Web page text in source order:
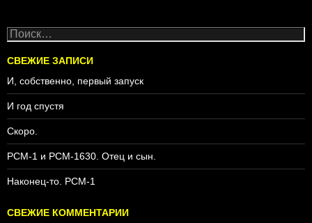
Н
й
и
:
СВЕЖИЕ ЗАПИСИ
И, собственно, первый запуск
И год спустя
Скоро.
PCM-1 и PCM-1630. Отец и сын.
Наконец-то. PCM-1
СВЕЖИЕ КОММЕНТАРИИ